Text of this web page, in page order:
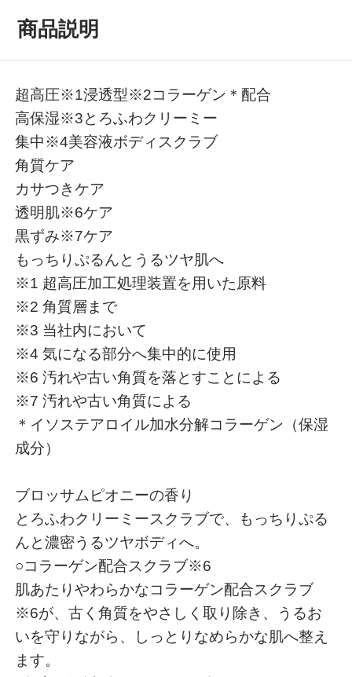
商品説明
超高圧※1浸透型※2コラーゲン＊配合
高保湿※3とろふわクリーミー
集中※4美容液ボディスクラブ
角質ケア
カサつきケア
透明肌※6ケア
黒ずみ※7ケア
もっちりぷるんとうるツヤ肌へ
※1 超高圧加工処理装置を用いた原料
※2 角質層まで
※3 当社内において
※4 気になる部分へ集中的に使用
※6 汚れや古い角質を落とすことによる
※7 汚れや古い角質による
＊イソステアロイル加水分解コラーゲン（保湿
成分）
ブロッサムピオニーの香り
とろふわクリーミースクラブで、もっちりぷる
んと濃密うるツヤボディへ。
○コラーゲン配合スクラブ※6
肌あたりやわらかなコラーゲン配合スクラブ
※6が、古く角質をやさしく取り除き、うるお
いを守りながら、しっとりなめらかな肌へ整え
ます。